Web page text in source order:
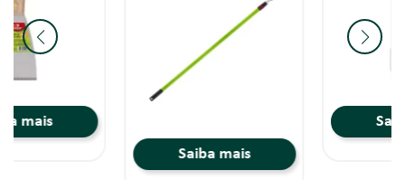
Saiba mais
Saiba mais